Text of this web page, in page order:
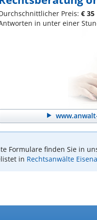
Preis: € 35
in unter einer
Formulare finden Sie in
in Rechtsanwälte